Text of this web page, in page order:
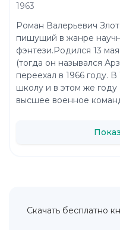
1963
Роман Валерьевич
пишущий в жанре
фэнтези.Родился 13
(тогда он назывался
переехал в 1966 году.
школу и в этом же году
высшее военное
Скачать бесплатно